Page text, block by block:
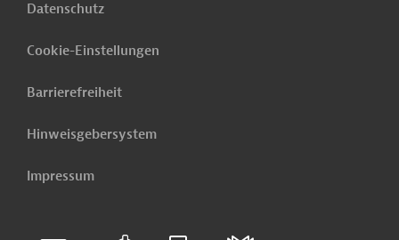
Datenschutz
Cookie-Einstellungen
Barrierefreiheit
Hinweisgebersystem
Impressum